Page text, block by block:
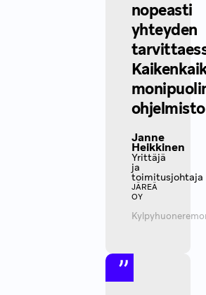
nopeasti
yhteyden
Janne
Heikkinen
Yrittäjä
ja
toimitusjohtaja
JÄREÄ
OY